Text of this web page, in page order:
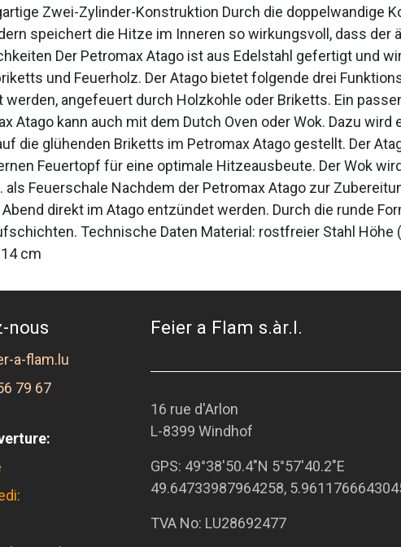
Zwei-Zylinder-Konstruktion Durch die doppelwandige
speichert die Hitze im Inneren so wirkungsvoll, dass der
Der Petromax Atago ist aus Edelstahl gefertigt und
und Feuerholz. Der Atago bietet folgende drei
angefeuert durch Holzkohle oder Briketts. Ein
Atago kann auch mit dem Dutch Oven oder Wok. Dazu wird
die glühenden Briketts im Petromax Atago gestellt. Der
Feuertopf für eine optimale Hitzeausbeute. Der Wok
Feuerschale Nachdem der Petromax Atago zur
direkt im Atago entzündet werden. Durch die runde
Technische Daten Material: rostfreier Stahl Höhe
cm
nous
a-flam.lu
79 67
Feier a Flam s.àr.l.
16 rue d'Arlon
L-8399 Windhof
GPS: 49°38'50.4"N 5°57'40.2"E
49.64733987964258,
TVA No: LU28692477